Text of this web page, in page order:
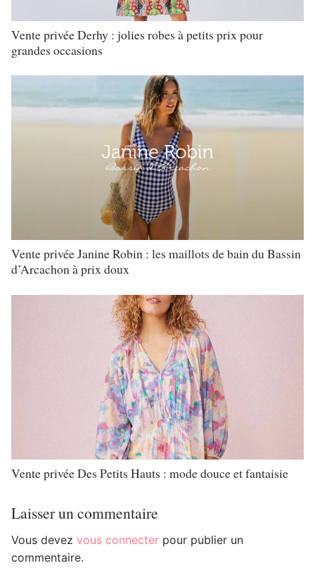
Vente privée Derhy : jolies robes à petits prix pour
grandes occasions
Vente privée Janine Robin : les maillots de bain du Bassin
d’Arcachon à prix doux
Vente privée Des Petits Hauts : mode douce et fantaisie
Laisser un commentaire
Vous devez vous connecter pour publier un
commentaire.